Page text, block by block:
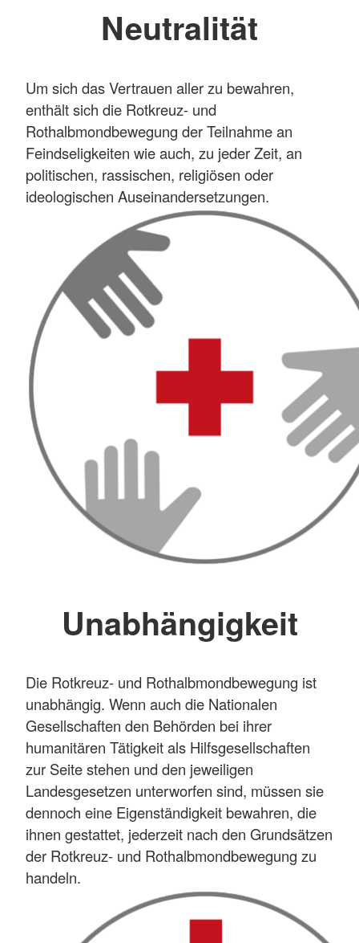
Neutralität
Um sich das Vertrauen aller zu bewahren,
enthält sich die Rotkreuz- und
Rothalbmondbewegung der Teilnahme an
Feindseligkeiten wie auch, zu jeder Zeit, an
politischen, rassischen, religiösen oder
ideologischen Auseinandersetzungen.
Unabhängigkeit
Die Rotkreuz- und Rothalbmondbewegung ist
unabhängig. Wenn auch die Nationalen
Gesellschaften den Behörden bei ihrer
humanitären Tätigkeit als Hilfsgesellschaften
zur Seite stehen und den jeweiligen
Landesgesetzen unterworfen sind, müssen sie
dennoch eine Eigenständigkeit bewahren, die
ihnen gestattet, jederzeit nach den Grundsätzen
der Rotkreuz- und Rothalbmondbewegung zu
handeln.